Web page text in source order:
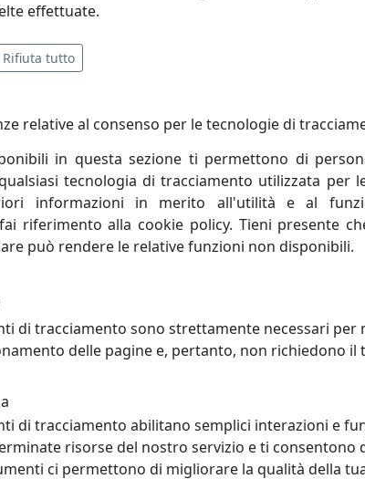
trovala subito
effettuate.
Rifiuta tutto
relative al consenso per le tecnologie di
in questa sezione ti permettono di
tecnologia di tracciamento utilizzata per
informazioni in merito all'utilità e al
riferimento alla cookie policy. Tieni presente
può rendere le relative funzioni non disponibili.
di tracciamento sono strettamente necessari
delle pagine e, pertanto, non richiedono il
di tracciamento abilitano semplici interazioni e
risorse del nostro servizio e ti consentono
ci permettono di migliorare la qualità della